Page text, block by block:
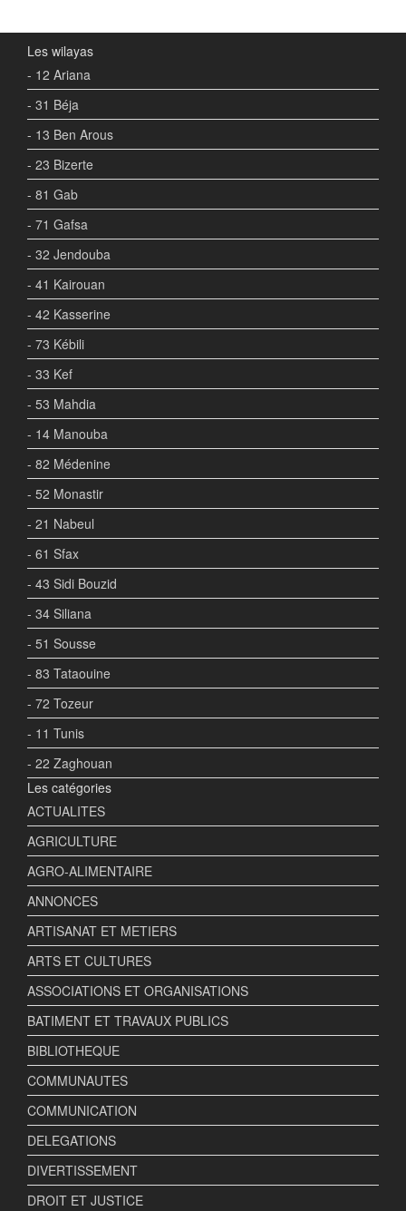
Les wilayas
- 12 Ariana
- 31 Béja
- 13 Ben Arous
- 23 Bizerte
- 81 Gab
- 71 Gafsa
- 32 Jendouba
- 41 Kairouan
- 42 Kasserine
- 73 Kébili
- 33 Kef
- 53 Mahdia
- 14 Manouba
- 82 Médenine
- 52 Monastir
- 21 Nabeul
- 61 Sfax
- 43 Sidi Bouzid
- 34 Siliana
- 51 Sousse
- 83 Tataouine
- 72 Tozeur
- 11 Tunis
- 22 Zaghouan
Les catégories
ACTUALITES
AGRICULTURE
AGRO-ALIMENTAIRE
ANNONCES
ARTISANAT ET METIERS
ARTS ET CULTURES
ASSOCIATIONS ET ORGANISATIONS
BATIMENT ET TRAVAUX PUBLICS
BIBLIOTHEQUE
COMMUNAUTES
COMMUNICATION
DELEGATIONS
DIVERTISSEMENT
DROIT ET JUSTICE